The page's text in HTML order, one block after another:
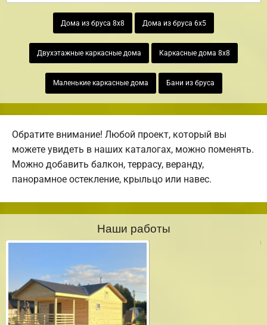
Дома из бруса 8х8 Дома из бруса 6х5
Двухэтажные каркасные дома Каркасные дома 8х8
Маленькие каркасные дома Бани из бруса
Обратите внимание! Любой проект, который вы
можете увидеть в наших каталогах, можно поменять.
Можно добавить балкон, террасу, веранду,
панорамное остекление, крыльцо или навес.
Наши работы